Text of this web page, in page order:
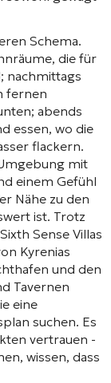
Schema.
die für
nachmittags
fernen
abends
essen, wo die
flackern.
mit
einem Gefühl
Nähe zu den
ist. Trotz
Sense Villas
Kyrenias
und den
Tavernen
eine
suchen. Es
vertrauen -
wissen, dass